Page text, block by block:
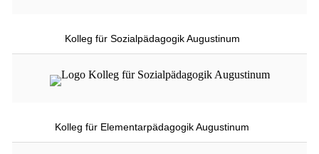
Kolleg für Sozialpädagogik Augustinum
Kolleg für Elementarpädagogik Augustinum